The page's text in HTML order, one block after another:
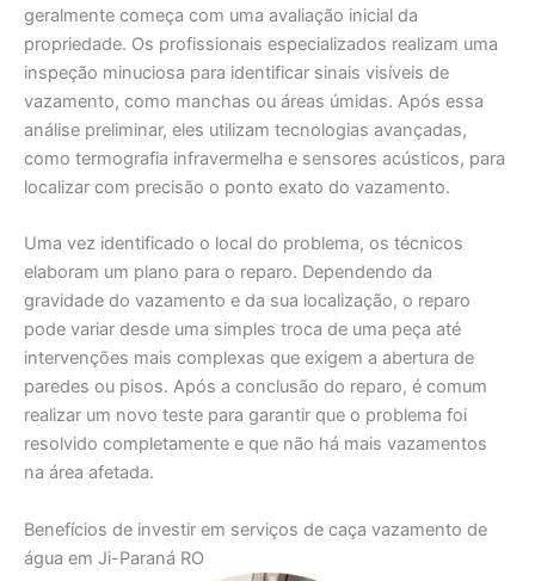
geralmente começa com uma avaliação inicial da
propriedade. Os profissionais especializados realizam uma
inspeção minuciosa para identificar sinais visíveis de
vazamento, como manchas ou áreas úmidas. Após essa
análise preliminar, eles utilizam tecnologias avançadas,
como termografia infravermelha e sensores acústicos, para
localizar com precisão o ponto exato do vazamento.
Uma vez identificado o local do problema, os técnicos
elaboram um plano para o reparo. Dependendo da
gravidade do vazamento e da sua localização, o reparo
pode variar desde uma simples troca de uma peça até
intervenções mais complexas que exigem a abertura de
paredes ou pisos. Após a conclusão do reparo, é comum
realizar um novo teste para garantir que o problema foi
resolvido completamente e que não há mais vazamentos
na área afetada.
Benefícios de investir em serviços de caça vazamento de
água em Ji-Paraná RO